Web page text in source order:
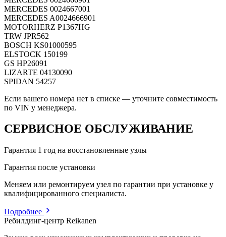
MERCEDES 0024667001
MERCEDES A0024666901
MOTORHERZ P1367HG
TRW JPR562
BOSCH KS01000595
ELSTOCK 150199
GS HP26091
LIZARTE 04130090
SPIDAN 54257
Если вашего номера нет в списке — уточните совместимость
по VIN у менеджера.
СЕРВИСНОЕ ОБСЛУЖИВАНИЕ
Гарантия 1 год на восстановленные узлы
Гарантия после установки
Меняем или ремонтируем узел по гарантии при установке у
квалифицированного специалиста.
Подробнее
Ребилдинг-центр Reikanen